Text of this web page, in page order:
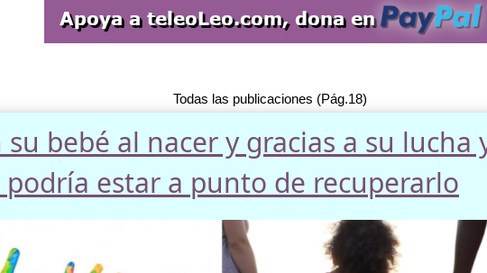
Todas las publicaciones (Pág.18)
bebé al nacer y gracias a su lucha
estar a punto de recuperarlo